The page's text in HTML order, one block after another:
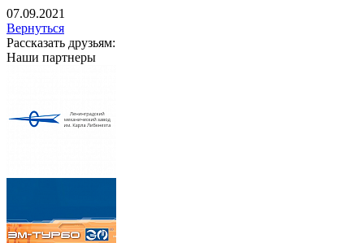
07.09.2021
Вернуться
Рассказать друзьям:
Наши партнеры